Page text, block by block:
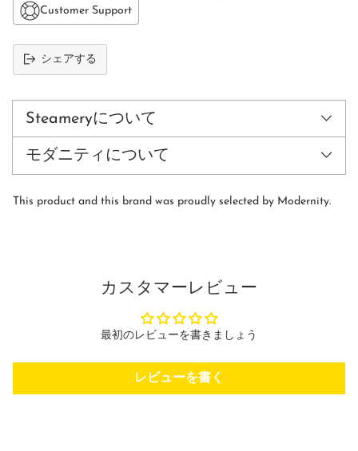
Customer Support
シェアする
ー
追
Steameryについて
モダニティについて
This product and this brand was proudly selected by Modernity.
カスタマーレビュー
最初のレビューを書きましょう
レビューを書く